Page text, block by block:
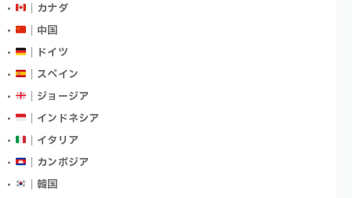
｜カナダ
｜中国
｜ドイツ
｜スペイン
｜ジョージア
｜インドネシア
｜イタリア
｜カンボジア
｜韓国